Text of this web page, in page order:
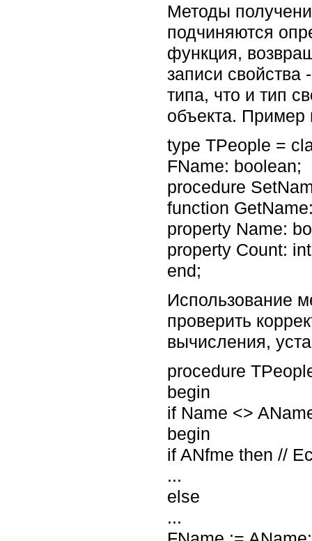
Методы
подчиняются
функция,
записи
типа, что и тип
объекта. Пример
type TPeople =
FName: boolean;
procedure
function
property Name:
property Count:
end;
Использование
проверить
вычисления,
procedure
begin
if Name <>
begin
if ANfme then //
...
else
...